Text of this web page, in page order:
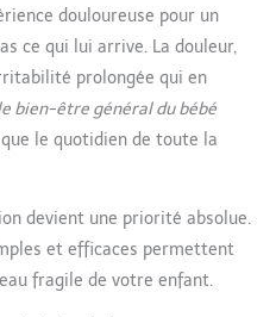
douloureuse pour un
ce qui lui arrive. La douleur,
prolongée qui en
bien-être général du bébé
le quotidien de toute la
devient une priorité absolue.
et efficaces permettent
fragile de votre enfant.